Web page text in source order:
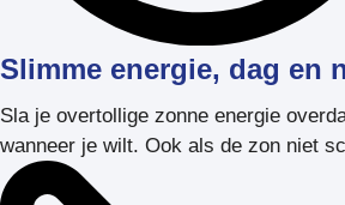
Slimme energie, dag en
Sla je overtollige zonne energie
wanneer je wilt. Ook als de zon niet